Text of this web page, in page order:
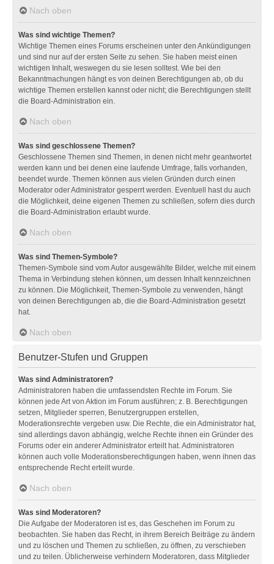
Nach oben
Was sind wichtige Themen?
Wichtige Themen eines Forums erscheinen unter den Ankündigungen
und sind nur auf der ersten Seite zu sehen. Sie haben meist einen
wichtigen Inhalt, weswegen du sie lesen solltest. Wie bei den
Bekanntmachungen hängt es von deinen Berechtigungen ab, ob du
wichtige Themen erstellen kannst oder nicht; die Berechtigungen stellt
die Board-Administration ein.
Nach oben
Was sind geschlossene Themen?
Geschlossene Themen sind Themen, in denen nicht mehr geantwortet
werden kann und bei denen eine laufende Umfrage, falls vorhanden,
beendet wurde. Themen können aus vielen Gründen durch einen
Moderator oder Administrator gesperrt werden. Eventuell hast du auch
die Möglichkeit, deine eigenen Themen zu schließen, sofern dies durch
die Board-Administration erlaubt wurde.
Nach oben
Was sind Themen-Symbole?
Themen-Symbole sind vom Autor ausgewählte Bilder, welche mit einem
Thema in Verbindung stehen können, um dessen Inhalt kennzeichnen
zu können. Die Möglichkeit, Themen-Symbole zu verwenden, hängt
von deinen Berechtigungen ab, die die Board-Administration gesetzt
hat.
Nach oben
Benutzer-Stufen und Gruppen
Was sind Administratoren?
Administratoren haben die umfassendsten Rechte im Forum. Sie
können jede Art von Aktion im Forum ausführen; z. B. Berechtigungen
setzen, Mitglieder sperren, Benutzergruppen erstellen,
Moderationsrechte vergeben usw. Die Rechte, die ein Administrator hat,
sind allerdings davon abhängig, welche Rechte ihnen ein Gründer des
Forums oder ein anderer Administrator erteilt hat. Administratoren
können auch volle Moderationsberechtigungen haben, wenn ihnen das
entsprechende Recht erteilt wurde.
Nach oben
Was sind Moderatoren?
Die Aufgabe der Moderatoren ist es, das Geschehen im Forum zu
beobachten. Sie haben das Recht, in ihrem Bereich Beiträge zu ändern
und zu löschen und Themen zu schließen, zu öffnen, zu verschieben
und zu teilen. Üblicherweise verhindern Moderatoren, dass Mitglieder